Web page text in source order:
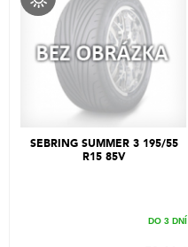
SEBRING SUMMER 3 195/55
R15 85V
DO 3 DNÍ